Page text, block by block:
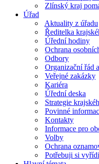
Zlínský kraj
Úřad
Aktuality z úřadu
Ředitelka
Úřední hodiny
Ochrana
Odbory
Organizační řád
Veřejné zakázky
Kariéra
Úřední deska
Strategie
Povinné
Kontakty
Informace pro
Volby
Ochrana
Potřebuji si